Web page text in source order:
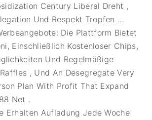
Century Liberal Dreht ,
Und Respekt Tropfen …
Die Plattform Bietet
Einschließlich Kostenloser Chips,
Und Regelmäßige
, Und An Desegregate Very
Plan With Profit That Expand
Net .
Erhalten Aufladung Jede Woche